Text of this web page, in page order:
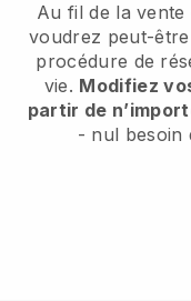
Au fil de la
voudrez peut-
procédure de
vie. Modifiez
partir de
- nul besoin